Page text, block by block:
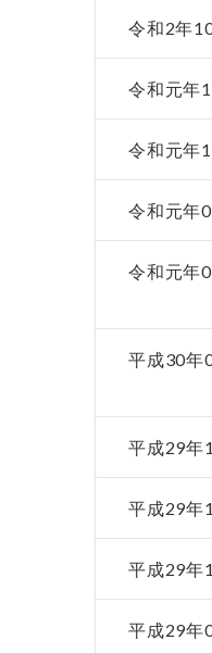
令和2年
令和元年
令和元年
令和元年
令和元年
平成30年
平成29年
平成29年
平成29年
平成29年